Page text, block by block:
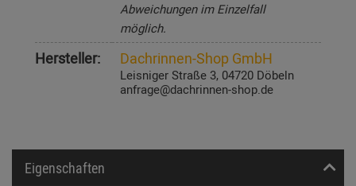
Abweichungen im Einzelfall
möglich.
Hersteller: Dachrinnen-Shop GmbH
Leisniger Straße 3, 04720 Döbeln
anfrage@dachrinnen-shop.de
Eigenschaften